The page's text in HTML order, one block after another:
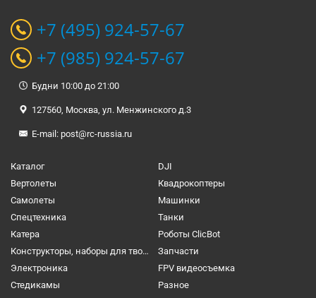
+7 (495) 924-57-67
+7 (985) 924-57-67
Будни 10:00 до 21:00
127560, Москва, ул. Менжинского д.3
E-mail: post@rc-russia.ru
Каталог
DJI
Вертолеты
Квадрокоптеры
Самолеты
Машинки
Спецтехника
Танки
Катера
Роботы ClicBot
Конструкторы, наборы для творчества и настольные игры
Запчасти
Электроника
FPV видеосъемка
Cтедикамы
Разное